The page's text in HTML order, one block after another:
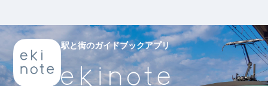
駅と街のガイドブックアプリ